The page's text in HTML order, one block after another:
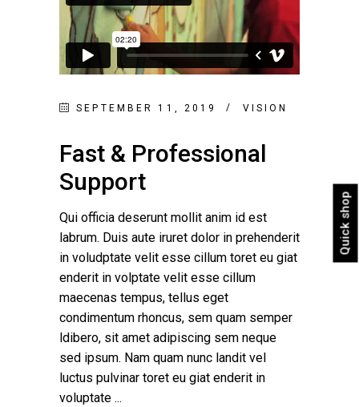
Quick shop
SEPTEMBER 11, 2019 VISION
Fast & Professional
Support
Qui officia deserunt mollit anim id est
labrum. Duis aute iruret dolor in prehenderit
in voludptate velit esse cillum toret eu giat
enderit in volptate velit esse cillum
maecenas tempus, tellus eget
condimentum rhoncus, sem quam semper
ldibero, sit amet adipiscing sem neque
sed ipsum. Nam quam nunc landit vel
luctus pulvinar toret eu giat enderit in
voluptate